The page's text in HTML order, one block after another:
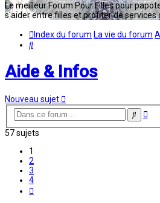
Le meilleur Forum Pour Filles pour
s'aider entre filles et profiter de services
Index du forum La vie du forum
Rechercher
Aide & Infos
Nouveau sujet
57 sujets
1
2
3
4